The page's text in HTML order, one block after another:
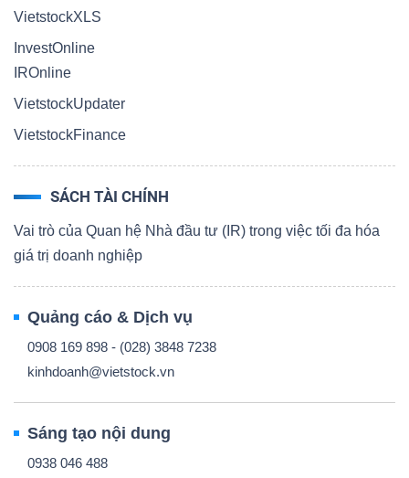
VietstockXLS
InvestOnline
IROnline
VietstockUpdater
VietstockFinance
SÁCH TÀI CHÍNH
Vai trò của Quan hệ Nhà đầu tư (IR) trong việc tối đa hóa
giá trị doanh nghiệp
Quảng cáo & Dịch vụ
0908 169 898 - (028) 3848 7238
kinhdoanh@vietstock.vn
Sáng tạo nội dung
0938 046 488